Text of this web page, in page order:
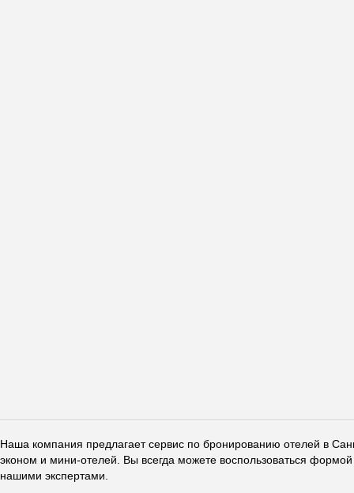
Наша компания предлагает сервис по бронированию отелей в
эконом и мини-отелей. Вы всегда можете воспользоваться
нашими экспертами.